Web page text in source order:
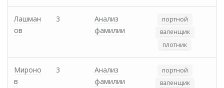
Лашман
ов
3
Анализ
фамилии
портной
валенщик
плотник
Мироно
в
3
Анализ
фамилии
портной
валенщик